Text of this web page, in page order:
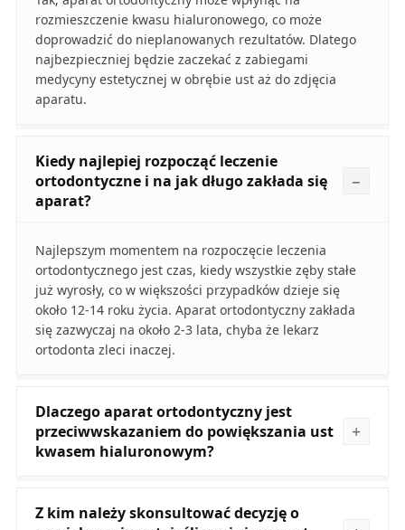
rozmieszczenie kwasu hialuronowego, co może
doprowadzić do nieplanowanych rezultatów. Dlatego
najbezpieczniej będzie zaczekać z zabiegami
medycyny estetycznej w obrębie ust aż do zdjęcia
aparatu.
Kiedy najlepiej rozpocząć leczenie
ortodontyczne i na jak długo zakłada się
aparat?
Najlepszym momentem na rozpoczęcie leczenia
ortodontycznego jest czas, kiedy wszystkie zęby stałe
już wyrosły, co w większości przypadków dzieje się
około 12-14 roku życia. Aparat ortodontyczny zakłada
się zazwyczaj na około 2-3 lata, chyba że lekarz
ortodonta zleci inaczej.
Dlaczego aparat ortodontyczny jest
przeciwwskazaniem do powiększania ust
kwasem hialuronowym?
Z kim należy skonsultować decyzję o